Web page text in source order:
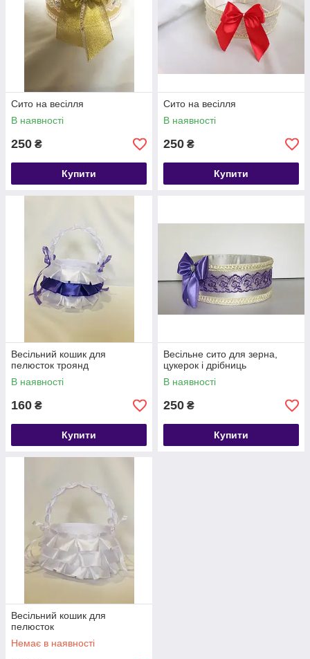
Сито на весілля
В наявності
250 ₴
Купити
Сито на весілля
В наявності
250 ₴
Купити
Весільний кошик для
пелюсток троянд
В наявності
160 ₴
Купити
Весільне сито для зерна,
цукерок і дрібниць
В наявності
250 ₴
Купити
Весільний кошик для
пелюсток
Немає в наявності